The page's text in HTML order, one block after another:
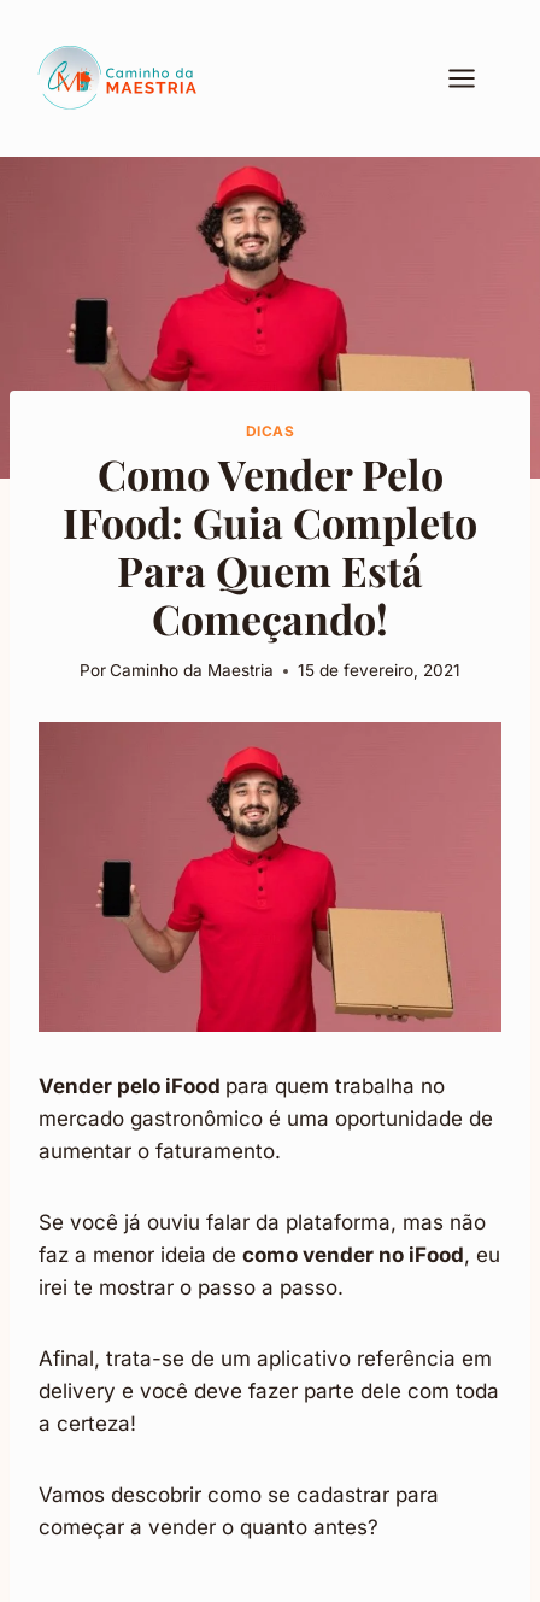
Conteúdo
DICAS
Como Vender Pelo
IFood: Guia Completo
Para Quem Está
Começando!
PorCaminho da Maestria 15 de fevereiro, 2021
Vender pelo iFood para quem trabalha no
mercado gastronômico é uma oportunidade de
aumentar o faturamento.
Se você já ouviu falar da plataforma, mas não
faz a menor ideia de como vender no iFood, eu
irei te mostrar o passo a passo.
Afinal, trata-se de um aplicativo referência em
delivery e você deve fazer parte dele com toda
a certeza!
Vamos descobrir como se cadastrar para
começar a vender o quanto antes?